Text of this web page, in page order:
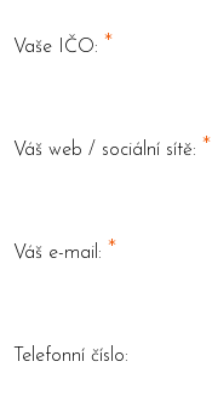
Vaše IČO: *
Váš web / sociální sítě: *
Váš e-mail: *
Telefonní číslo: